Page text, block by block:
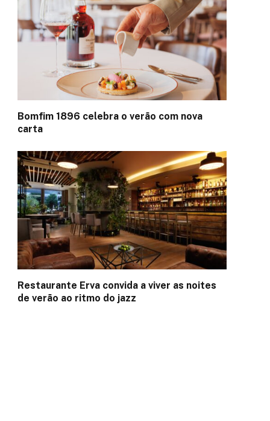
Bomfim 1896 celebra o verão com nova
carta
Restaurante Erva convida a viver as noites
de verão ao ritmo do jazz